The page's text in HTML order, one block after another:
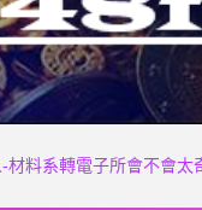
材料系轉電子所會不會太